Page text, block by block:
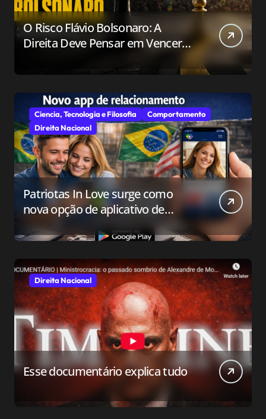
O Risco Flávio Bolsonaro: A
Direita Deve Pensar em Vencer
Ciencia, Tecnologia e Filosofia
Comportamento
Direita Nacional
Patriotas In Love surge como
nova opção de aplicativo de
relacionamento para o público
conservador
Direita Nacional
Esse documentário explica tudo